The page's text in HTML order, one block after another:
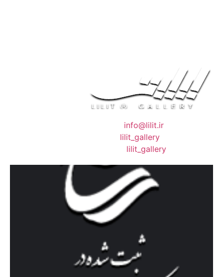
info@lilit.ir
lilit_gallery
lilit_gallery